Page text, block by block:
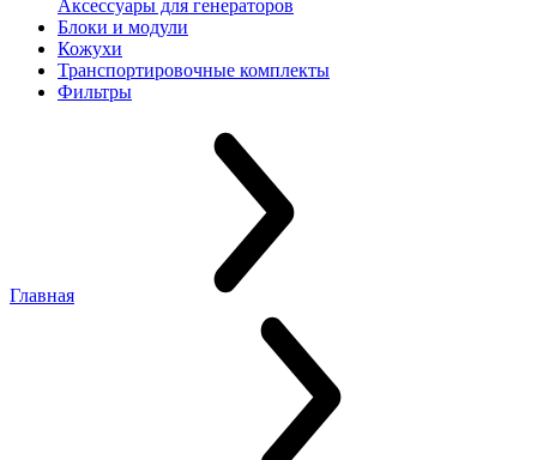
Аксессуары для генераторов
Блоки и модули
Кожухи
Транспортировочные комплекты
Фильтры
Главная